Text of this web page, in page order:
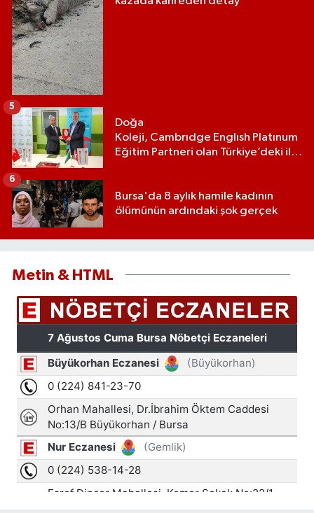
Doğa
Koleji, Cambrıdge Englısh Platınum
Eğitim Partneri olan Türkiye’deki ilk
5
Bursa'da 8 aylık hamile kadının
ölümünün ardındaki şok gerçek
6
Metin & HTML